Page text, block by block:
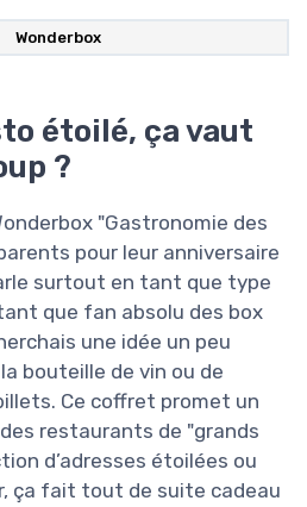
Wonderbox
étoilé, ça vaut
?
"Gastronomie des
pour leur anniversaire
surtout en tant que type
que fan absolu des box
une idée un peu
bouteille de vin ou de
Ce coffret promet un
restaurants de "grands
d’adresses étoilées ou
ça fait tout de suite cadeau